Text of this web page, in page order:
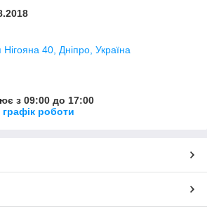
Нігояна 40, Дніпро, Україна
з 09:00 до 17:00
роботи